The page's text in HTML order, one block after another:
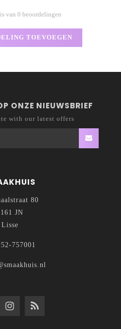
van 0 beoordelingen
TOEVOEGEN
ONZE NIEUWSBRIEF
with our latest offers
80
JN
Lisse
757001